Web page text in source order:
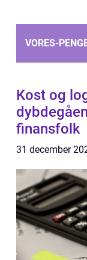
VORES-
Kost og
finansfolk
31 december